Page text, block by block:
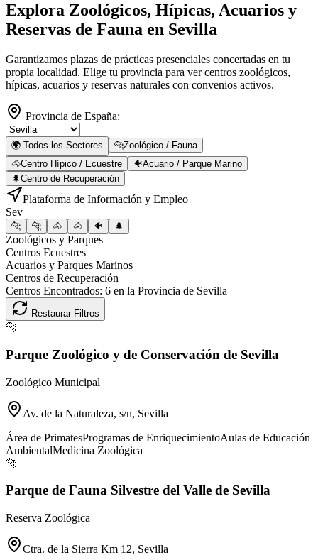
Explora Zoológicos, Hípicas, Acuarios y
Reservas de Fauna en Sevilla
Garantizamos plazas de prácticas presenciales concertadas en tu
propia localidad. Elige tu provincia para ver centros zoológicos,
hípicas, acuarios y reservas naturales con convenios activos.
Provincia de España:
🌍 Todos los Sectores 🐆Zoológico / Fauna
🐴Centro Hípico / Ecuestre 🐠Acuario / Parque Marino
🌲Centro de Recuperación
Plataforma de Información y Empleo
Sev
🐆 🐆 🐴 🐴 🐠 🌲
Zoológicos y Parques
Centros Ecuestres
Acuarios y Parques Marinos
Centros de Recuperación
Centros Encontrados: 6 en la Provincia de Sevilla
Restaurar Filtros
🐆
Parque Zoológico y de Conservación de Sevilla
Zoológico Municipal
Av. de la Naturaleza, s/n, Sevilla
Área de PrimatesProgramas de EnriquecimientoAulas de Educación
AmbientalMedicina Zoológica
🐆
Parque de Fauna Silvestre del Valle de Sevilla
Reserva Zoológica
Ctra. de la Sierra Km 12, Sevilla